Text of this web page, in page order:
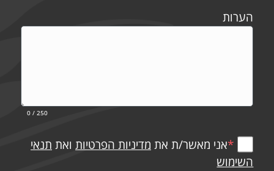
הערות
0 / 250
*אני מאשר/ת את מדיניות הפרטיות ואת תנאי
השימוש